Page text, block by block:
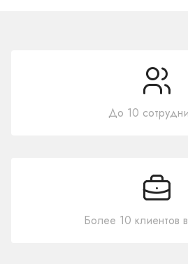
До 10
Более 10 клиентов